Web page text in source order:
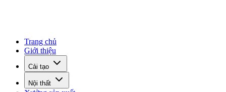
Trang chủ
Giới thiệu
Cải tạo
Nội thất